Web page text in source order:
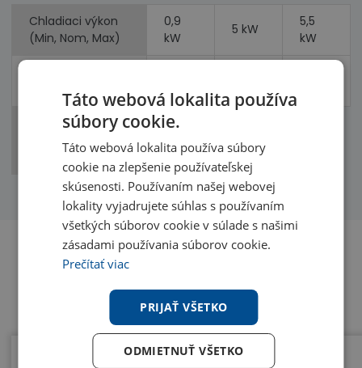
Chladiaci výkon
(Min, Nom, Max)
0,9
kW
5 kW
5,5
kW
(chladenie,
vykurovanie)
1,56
kW
kW
Benefity
Táto webová lokalita používa
súbory cookie.
Táto webová lokalita používa súbory
cookie na zlepšenie používateľskej
skúsenosti. Používaním našej webovej
lokality vyjadrujete súhlas s používaním
všetkých súborov cookie v súlade s našimi
zásadami používania súborov cookie.
Prečítať viac
PRIJAŤ VŠETKO
ODMIETNUŤ VŠETKO